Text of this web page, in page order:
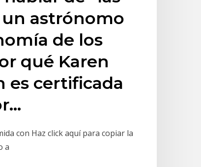
un astrónomo
de los
qué Karen
certificada
con Haz click aquí para copiar la
a